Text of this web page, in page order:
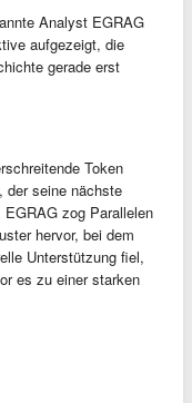
Analyst EGRAG
aufgezeigt, die
gerade erst
Token
der seine nächste
zog Parallelen
hervor, bei dem
Unterstützung fiel,
es zu einer starken